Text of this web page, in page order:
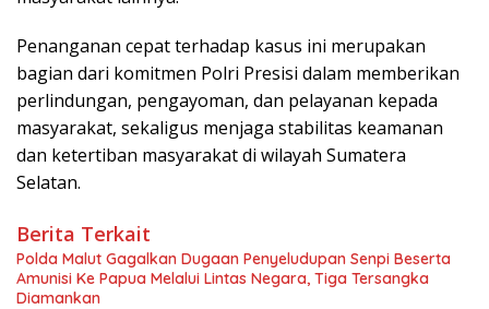
Penanganan cepat terhadap kasus ini merupakan
bagian dari komitmen Polri Presisi dalam memberikan
perlindungan, pengayoman, dan pelayanan kepada
masyarakat, sekaligus menjaga stabilitas keamanan
dan ketertiban masyarakat di wilayah Sumatera
Selatan.
Berita Terkait
Polda Malut Gagalkan Dugaan Penyeludupan Senpi Beserta
Amunisi Ke Papua Melalui Lintas Negara, Tiga Tersangka
Diamankan